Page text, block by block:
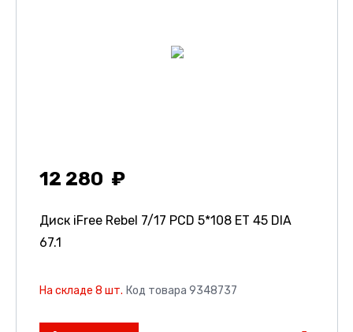
12 280
Диск iFree Rebel 7/17 PCD 5*108 ET 45 DIA
67.1
На складе 8 шт. Код товара 9348737